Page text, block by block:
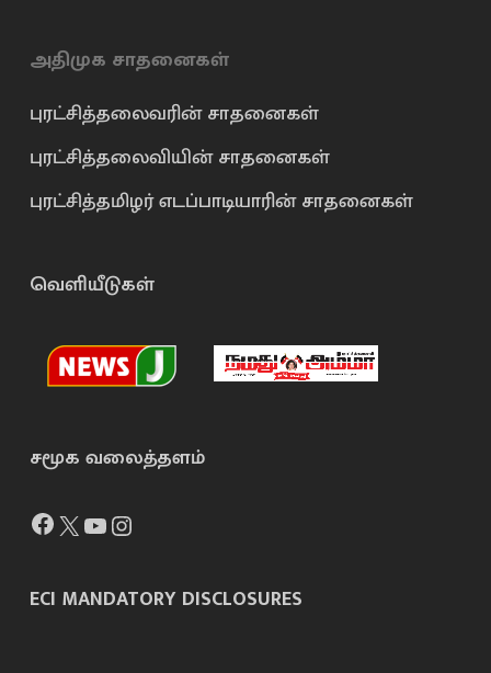
அதிமுக சாதனைகள்
புரட்சித்தலைவரின் சாதனைகள்
புரட்சித்தலைவியின் சாதனைகள்
புரட்சித்தமிழர் எடப்பாடியாரின் சாதனைகள்
வெளியீடுகள்
சமூக வலைத்தளம்
Facebook
X YouTube
ECI MANDATORY DISCLOSURES